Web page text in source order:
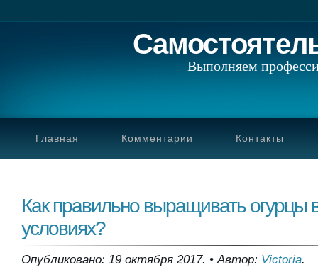
Выполняем
Главная Комментарии Контакты
Как правильно выращивать огурцы
условиях?
Опубликовано: 19 октября 2017. •Автор: Victoria.